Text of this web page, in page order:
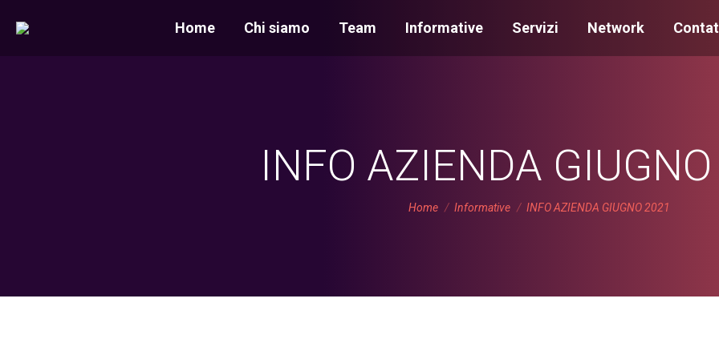
Home Chi siamo Team Informative Servizi Network
INFO AZIENDA
You are here:
Home Informative INFO AZIENDA GIUGNO 2021